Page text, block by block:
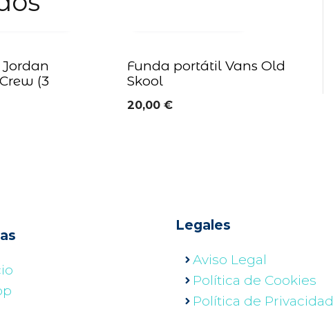
(3
Funda portátil Vans Old
Skool
20,00€
Legales
Aviso Legal
Política de Cookies
Política de Privacidad